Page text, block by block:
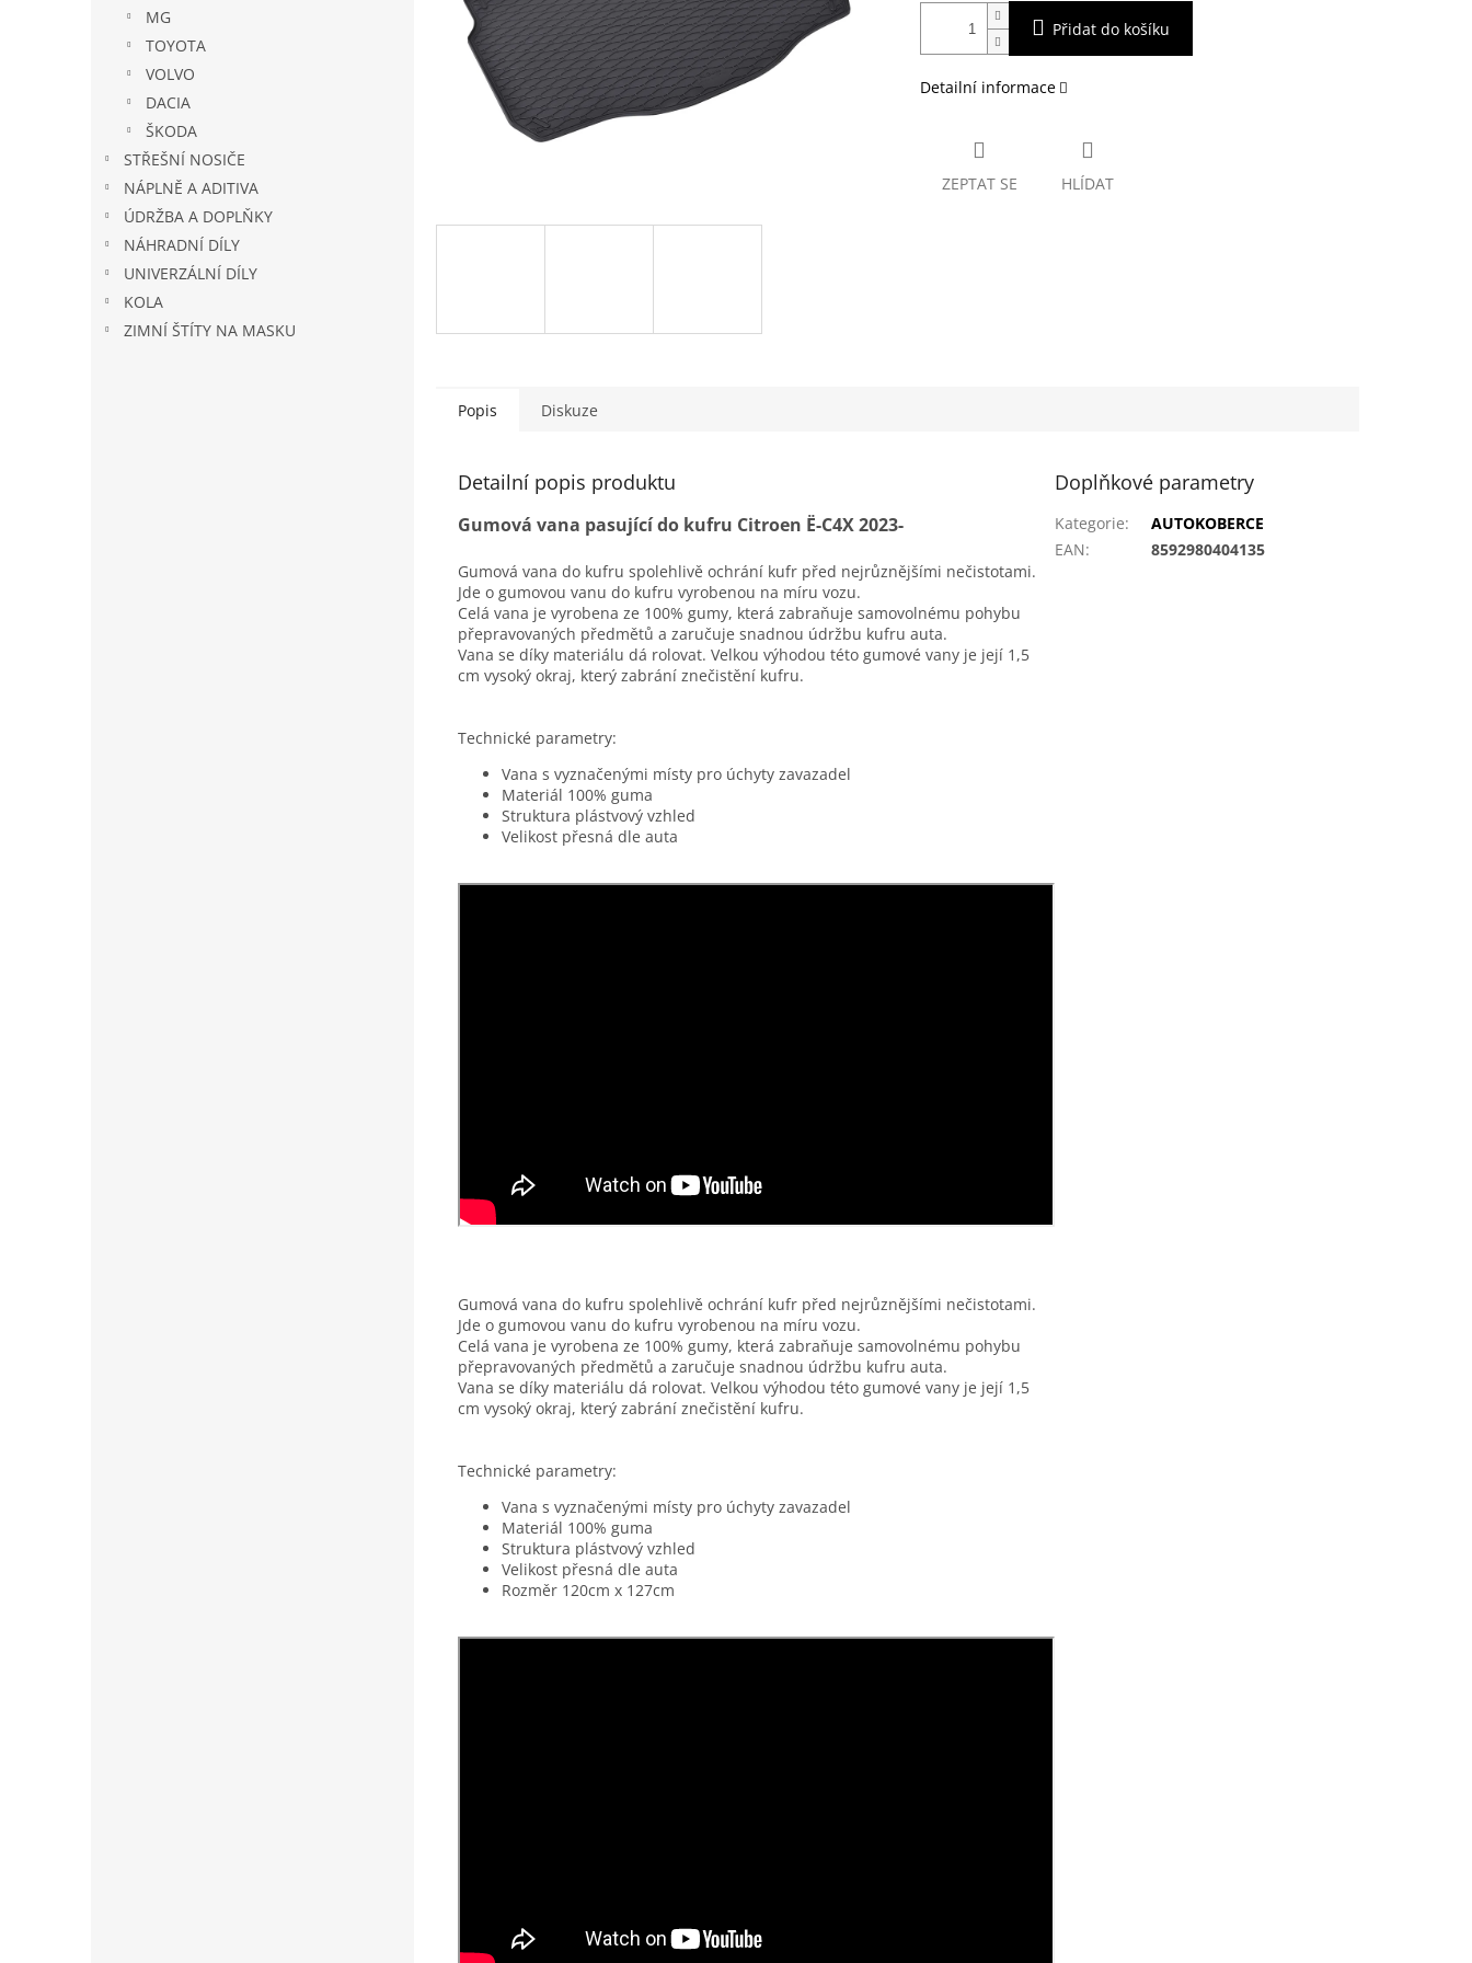
MG
TOYOTA
VOLVO
DACIA
ŠKODA
STŘEŠNÍ NOSIČE
NÁPLNĚ A ADITIVA
ÚDRŽBA A DOPLŇKY
NÁHRADNÍ DÍLY
UNIVERZÁLNÍ DÍLY
KOLA
ZIMNÍ ŠTÍTY NA MASKU
Přidat do košíku
Detailní informace
ZEPTAT SE HLÍDAT
Popis Diskuze
Detailní popis produktu
Gumová vana pasující do kufru Citroen Ë-C4X 2023-
Gumová vana do kufru spolehlivě ochrání kufr před nejrůznějšími nečistotami.
Jde o gumovou vanu do kufru vyrobenou na míru vozu.
Celá vana je vyrobena ze 100% gumy, která zabraňuje samovolnému pohybu
přepravovaných předmětů a zaručuje snadnou údržbu kufru auta.
Vana se díky materiálu dá rolovat. Velkou výhodou této gumové vany je její 1,5
cm vysoký okraj, který zabrání znečistění kufru.
Technické parametry:
Vana s vyznačenými místy pro úchyty zavazadel
Materiál 100% guma
Struktura plástvový vzhled
Velikost přesná dle auta
Gumová vana do kufru spolehlivě ochrání kufr před nejrůznějšími nečistotami.
Jde o gumovou vanu do kufru vyrobenou na míru vozu.
Celá vana je vyrobena ze 100% gumy, která zabraňuje samovolnému pohybu
přepravovaných předmětů a zaručuje snadnou údržbu kufru auta.
Vana se díky materiálu dá rolovat. Velkou výhodou této gumové vany je její 1,5
cm vysoký okraj, který zabrání znečistění kufru.
Technické parametry:
Vana s vyznačenými místy pro úchyty zavazadel
Materiál 100% guma
Struktura plástvový vzhled
Velikost přesná dle auta
Rozměr 120cm x 127cm
Doplňkové parametry
Kategorie:
AUTOKOBERCE
EAN: 8592980404135